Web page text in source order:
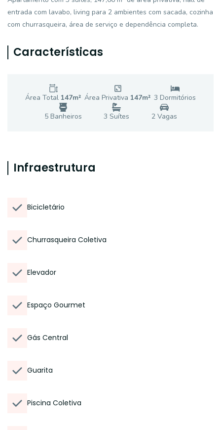
entrada com lavabo, living para 2 ambientes com sacada, cozinha
com churrasqueira, área de serviço e dependência completa.
Características
Área Total 147m² Área Privativa 147m² 3 Dormitórios
5Banheiros 3 Suítes 2Vagas
Infraestrutura
Bicicletário
Churrasqueira Coletiva
Elevador
Espaço Gourmet
Gás Central
Guarita
Piscina Coletiva